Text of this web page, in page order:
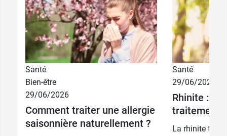
Santé
Bien-être
29/06/2026
Comment traiter une allergie
saisonnière naturellement ?
Santé
29/06/2026
Rhinite :
traitements
La rhinite